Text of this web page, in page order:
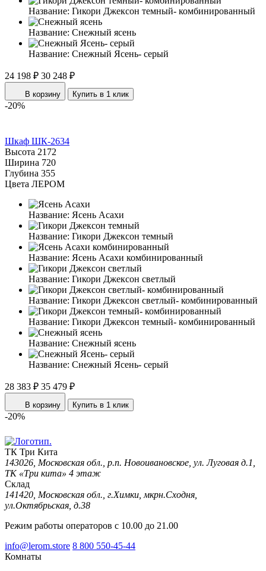
Название: Гикори Джексон темный- комбинированный
Название: Снежный ясень
Название: Снежный Ясень- серый
24 198 ₽ 30 248 ₽
В корзину Купить в 1 клик
-20%
Шкаф ШК-2634
Высота 2172
Ширина 720
Глубина 355
Цвета ЛЕРОМ
Название: Ясень Асахи
Название: Гикори Джексон темный
Название: Ясень Асахи комбинированный
Название: Гикори Джексон светлый
Название: Гикори Джексон светлый- комбинированный
Название: Гикори Джексон темный- комбинированный
Название: Снежный ясень
Название: Снежный Ясень- серый
28 383 ₽ 35 479 ₽
В корзину Купить в 1 клик
-20%
ТК Три Кита
143026, Московская обл., р.п. Новоивановское, ул. Луговая д.1,
ТК «Три кита» 4 этаж
Склад
141420, Московская обл., г.Химки, мкрн.Сходня,
ул.Октябрьская, д.38
Режим работы операторов с 10.00 до 21.00
info@lerom.store 8 800 550-45-44
Комнаты